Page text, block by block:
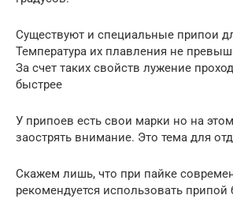
Существуют и специальные припои
Температура их плавления не
За счет таких свойств лужение
быстрее
У припоев есть свои марки но на
заострять внимание. Это тема для
Скажем лишь, что при пайке
рекомендуется использовать припой